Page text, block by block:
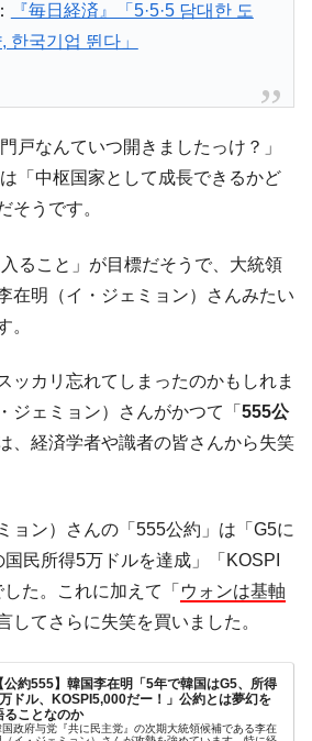
造業「半導体絶好調」のウラで他業
PSIが示す現況は決して良くない。
万ウォンを認定 ⇒ 総額3兆7,000億
猛暑。南東部では干ばつ
イージス搭載の次世代駆逐艦
年竣工と公示
したのでは。
府『BYD』車への補助金を全廃 ⇒ 実
売れている。6カ月で対前年同期比
国大使スティールが着韓！⇒ さっそ
て行け！」「極右勢力」のプラカー
勢力」
府「2035年までに18.4GW規模のAIデ
ガン「韓国レバレッジETFの清算は
国民年金公団』株価暴落で200兆蒸
物教授も登場！
橋が落ちました」⇒ 耐久性「なさす
『毎日経済』「5·5·5 담대한 도
한국기업 뛴다」
戸なんていつ開きましたっけ？」
「中枢国家として成長できるかど
そうです。
入ること」が目標だそうで、大統領
在明（イ・ジェミョン）さんみたい
。
ッカリ忘れてしまったのかもしれま
ジェミョン）さんがかつて「 555公
、経済学者や識者の皆さんから失笑
ョン）さんの「555公約」は「G5に
民所得5万ドルを達成」「KOSPI
た。これに加えて「 ウォンは基軸
してさらに失笑を買いました。
【公約555】韓国李在明「5年で韓国はG5、所得
ドル、KOSPI5,000だー！」公約とは夢幻を
ることなのか
国政府与党『共に民主党』の次期大統領候補である李在